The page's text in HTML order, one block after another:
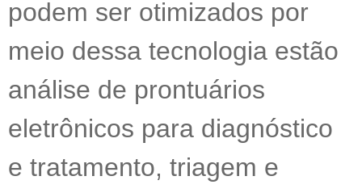
podem ser otimizados por
meio dessa tecnologia estão
análise de prontuários
eletrônicos para diagnóstico
e tratamento, triagem e